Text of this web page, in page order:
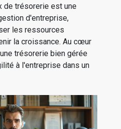
de trésorerie est une
d'entreprise,
les ressources
la croissance. Au cœur
trésorerie bien gérée
à l'entreprise dans un